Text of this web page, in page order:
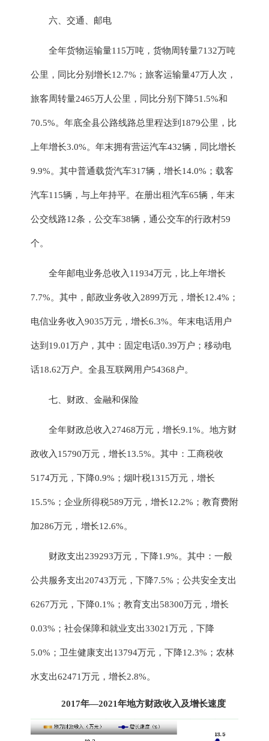
六、交通、邮电
全年货物运输量115万吨，货物周转量7132万吨
公里，同比分别 增长12.7%；旅客运输量47万人次，
旅客周转量2465万人公里，同比分别 下降51.5%和
70.5%。年底全县公路线路总里程达到 1879公里，比
上年增长3.0%。年末拥有营运汽车432辆，同比增长
9.9%。其中普通载货汽车317辆， 增长14.0%；载客
汽车115辆， 与上年持平。 在册出租汽车65辆 ，年末
公交线路12条，公交车38辆，通公交车的行政村59
个。
全年邮电业务总收入 11934万元，比上年增长
7.7%。其中，邮政业务收入 2899万元，增长12.4% ；
电信业务收入9035万元， 增长6.3%。年末电话用户
达到 19.01万户 ， 其中：固定电话0.39万户；移动电
话18.62万户。 全县互联网用户54368 户。
七、财政、金融和保险
全年财政总收入 27468万元，增长9.1%。 地方财
政收入 15790万元， 增长13.5%。 其中：工商税收
5174万元，下降0.9% ；烟叶税1315万元，增长
15.5%；企业所得税589万元，增长12.2%；教育费附
加286万元，增长12.6%。
财政支出239293万元， 下降1.9%。其中：一般
公共服务支出20743万元， 下降7.5%；公共安全支出
6267万元， 下降0.1%；教育支出58300万元，增长
0.03%；社会保障和就业支出33021万元， 下降
5.0%；卫生健康支出13794万元， 下降12.3%；农林
水支出62471万元，增长2.8%。
2017年—2021年地方财政收入及增长速度